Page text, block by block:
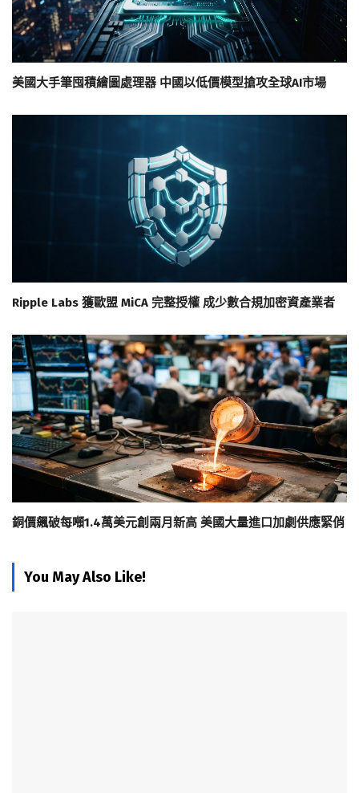
美國大手筆囤積繪圖處理器 中國以低價模型搶攻全球AI市場
Ripple Labs 獲歐盟 MiCA 完整授權 成少數合規加密資產業者
銅價飆破每噸1.4萬美元創兩月新高 美國大量進口加劇供應緊俏
You May Also Like!